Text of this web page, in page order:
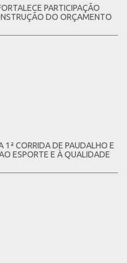
PARTICIPAÇÃO
DO ORÇAMENTO
1ª CORRIDA DE PAUDALHO E
ESPORTE E À QUALIDADE